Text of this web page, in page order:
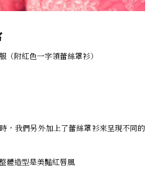
（附紅色一字領蕾絲罩衫）
，我們另外加上了蕾絲罩衫來呈現不同的
體造型是美豔紅唇風